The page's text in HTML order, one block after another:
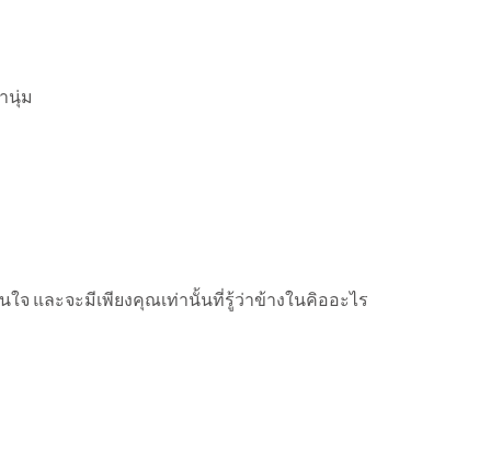
นุ่ม
จ และจะมีเพียงคุณเท่านั้นที่รู้ว่าข้างในคิออะไร